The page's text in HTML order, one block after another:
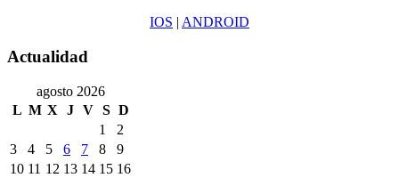
IOS | ANDROID
Actualidad
agosto 2026
L M X J V S D
1
2
3
4 5 6 7 8
9
10 11 12 13 14 15 16